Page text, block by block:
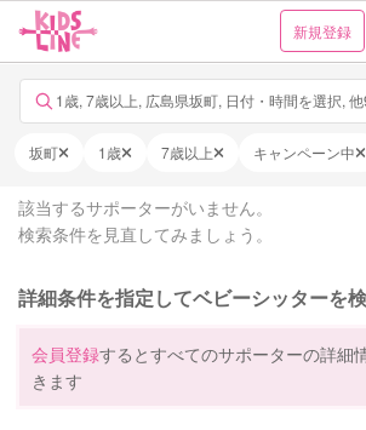
新規登録
1歳, 7歳以上, 広島県坂町, 日付・時間を選択,
坂町 1歳 7歳以上 キャンペーン中
該当するサポーターがいません。
検索条件を見直してみましょう。
詳細条件を指定してベビーシッターを
会員登録するとすべてのサポーターの詳細
きます